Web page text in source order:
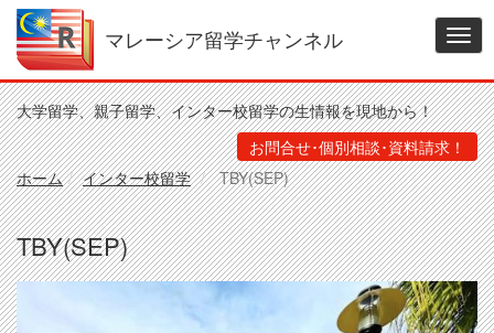
コ
ン
テ
ン
ツ
に
移
動
マレーシア留学チャンネル
大学留学、親子留学、インター校留学の生情報を現地から！
お問合せ･個別相談･資料請求！
ホーム
インター校留学 TBY(SEP)
TBY(SEP)